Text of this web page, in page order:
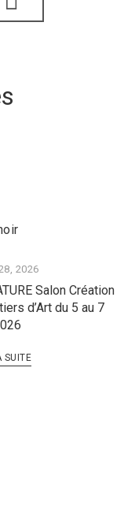
2026
Salon Création
d’Art du 5 au 7
SUITE